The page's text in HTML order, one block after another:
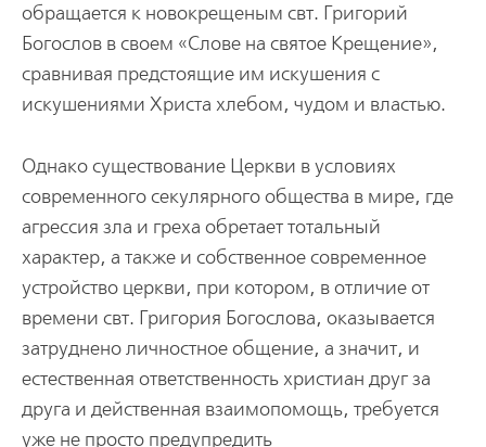
обращается к новокрещеным свт. Григорий
Богослов в своем «Слове на святое Крещение»,
сравнивая предстоящие им искушения с
искушениями Христа хлебом, чудом и властью.
Однако существование Церкви в условиях
современного секулярного­ общества в мире, где
агрессия зла и греха обретает тотальный
характер, а также и собственное современное
устройство церкви, при котором, в отличие от
времени свт. Григория Богослова, оказывается
затруднено личностное общение, а значит, и
естественная ответственность христиан друг за
друга и действенная взаимопомощь, требуется
уже не просто предупредить